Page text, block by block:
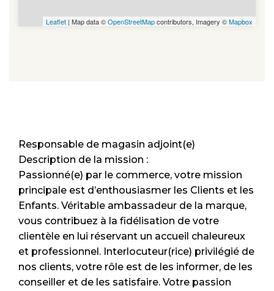
Leaflet | Map data ©OpenStreetMapcontributors, Imagery ©Mapbox
Responsable de magasin adjoint(e)
Description de la mission :
Passionné(e) par le commerce, votre mission
principale est d’enthousiasmer les Clients et les
Enfants. Véritable ambassadeur de la marque,
vous contribuez à la fidélisation de votre
clientèle en lui réservant un accueil chaleureux
et professionnel. Interlocuteur(rice) privilégié de
nos clients, votre rôle est de les informer, de les
conseiller et de les satisfaire. Votre passion